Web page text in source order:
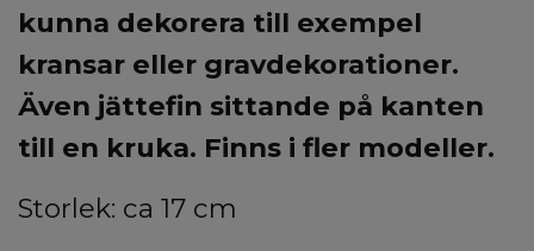
kunna dekorera till exempel
kransar eller gravdekorationer.
Även jättefin sittande på kanten
till en kruka. Finns i fler modeller.
Storlek: ca 17 cm